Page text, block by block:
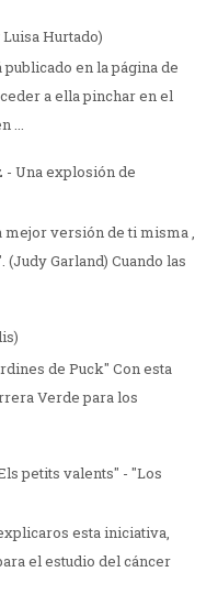
Hurtado)
en la página de
a ella pinchar en el
...
- Una explosión de
versión de ti misma ,
Garland) Cuando las
de Puck" Con esta
Verde para los
petits valents" - "Los
esta iniciativa,
el estudio del cáncer